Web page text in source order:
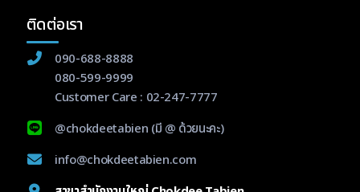
ติดต่อเรา
090-688-8888
080-599-9999
Customer Care : 02-247-7777
@chokdeetabien (มี @ ด้วยนะคะ)
info@chokdeetabien.com